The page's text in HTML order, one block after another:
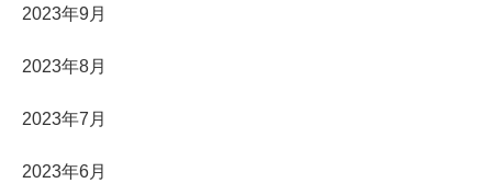
2023年9月
2023年8月
2023年7月
2023年6月